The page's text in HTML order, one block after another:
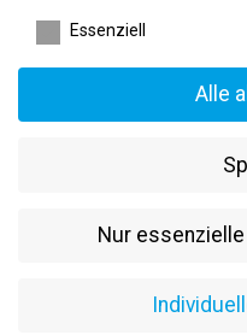
betreut und begleitet –
Stunden pro Woche im
Umgang mit Kundinnen
Abwechslungsreiche
Kollegiales Umfeld mit
Essenziell
Alle
Nur